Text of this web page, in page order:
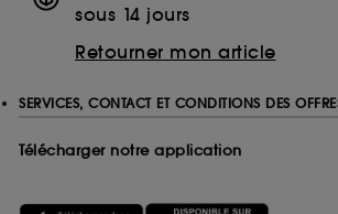
sous 14 jours
Retourner mon article
SERVICES, CONTACT ET CONDITIONS DES
Télécharger notre application